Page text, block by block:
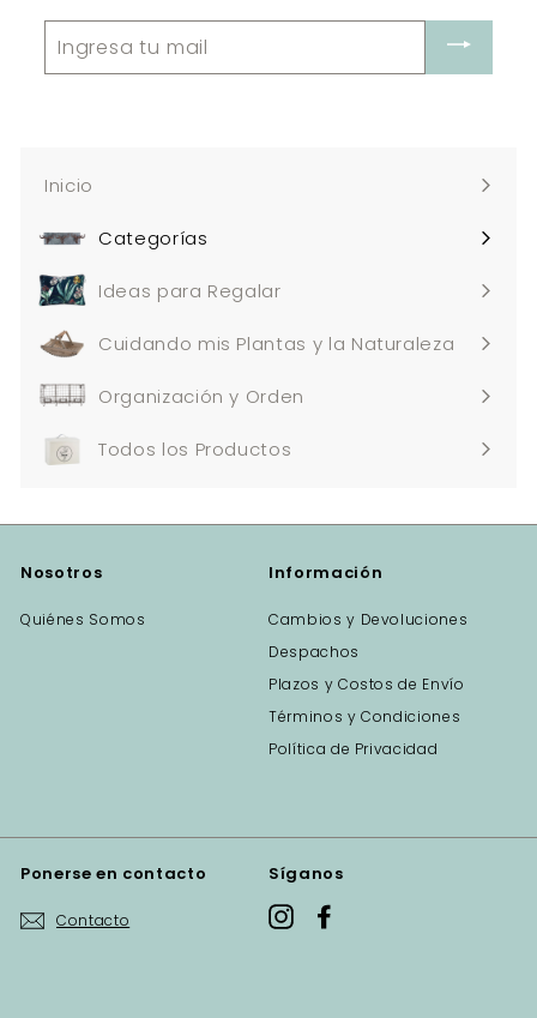
tu
Inicio
Categorías
Expandir
menú Ideas para Regalar
Cuidando mis Plantas y la Naturaleza
Organización y Orden
Todos los Productos
Nosotros
Quiénes Somos
Información
Cambios y Devoluciones
Despachos
Plazos y Costos de Envío
Términos y Condiciones
Política de Privacidad
Ponerse en contacto
Contacto
Síganos
Instagram